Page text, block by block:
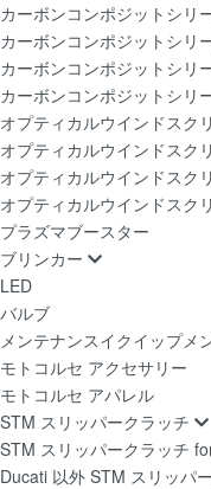
カーボンコンポジットシリ
カーボンコンポジットシリ
カーボンコンポジットシリ
カーボンコンポジットシリ
オプティカルウインドスク
オプティカルウインドスク
オプティカルウインドスク
オプティカルウインドスク
プラズマブースター
ブリンカー
LED
バルブ
メンテナンスイクイップメ
モトコルセ アクセサリー
モトコルセ アパレル
STM スリッパークラッチ
STM スリッパークラッチ
Ducati 以外 STM スリッパ